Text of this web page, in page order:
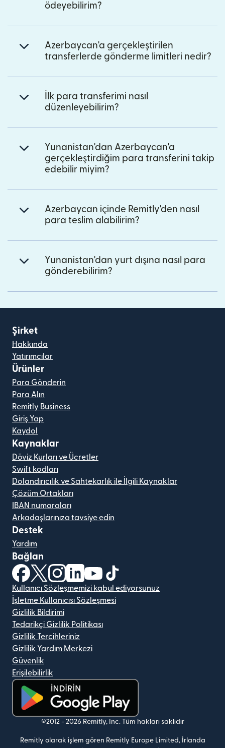
ödeyebilirim?
Azerbaycan'a gerçekleştirilen
transferlerde gönderme limitleri nedir?
İlk para transferimi nasıl
düzenleyebilirim?
Yunanistan'dan Azerbaycan'a
gerçekleştirdiğim para transferini takip
edebilir miyim?
Azerbaycan içinde Remitly'den nasıl
para teslim alabilirim?
Yunanistan'dan yurt dışına nasıl para
gönderebilirim?
Şirket
Hakkında
Yatırımcılar
Ürünler
Para Gönderin
Para Alın
Remitly Business
Giriş Yap
Kaydol
Kaynaklar
Döviz Kurları ve Ücretler
Swift kodları
Dolandırıcılık ve Sahtekarlık ile İlgili Kaynaklar
Çözüm Ortakları
IBAN numaraları
Arkadaşlarınıza tavsiye edin
Destek
Yardım
Bağlan
(yeni pencerede açılır)
(yeni pencerede açılır)
(yeni pencerede açılır)
(yeni pencerede açılır)
(yeni pencerede açılır)
Kullanıcı Sözleşmemizi kabul ediyorsunuz
İşletme Kullanıcısı Sözleşmesi
Gizlilik Bildirimi
Tedarikçi Gizlilik Politikası
Gizlilik Tercihleriniz
Gizlilik Yardım Merkezi
Güvenlik
Erişilebilirlik
(yeni pencerede açılır)
©2012 - 2026 Remitly, Inc. Tüm hakları saklıdır
Remitly olarak işlem gören Remitly Europe Limited, İrlanda